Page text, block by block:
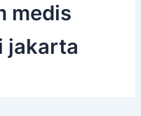
medis
jakarta